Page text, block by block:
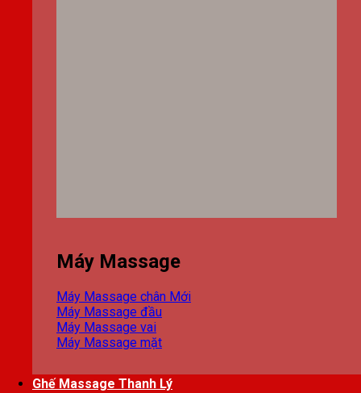
Máy Massage
Máy Massage chân
Máy Massage đầu
Máy Massage vai
Máy Massage mặt
Ghế Massage Thanh Lý